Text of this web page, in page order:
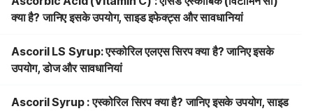
क्या है? जानिए इसके उपयोग, साइड इफेक्ट्स और सावधानियां
Ascoril LS Syrup: एस्कोरिल एलएस सिरप क्या है? जानिए इसके
उपयोग, डोज और सावधानियां
Ascoril Syrup : एस्कोरिल सिरप क्या है? जानिए इसके उपयोग, साइड